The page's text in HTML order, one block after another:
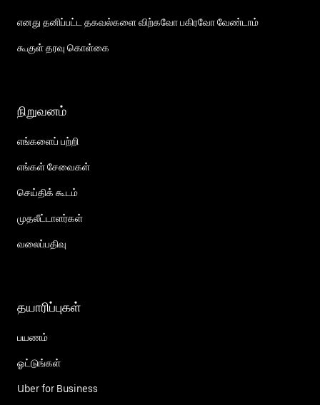
எனது தனிப்பட்ட தகவல்களை விற்கவோ பகிரவோ வேண்டாம்
கூகுள் தரவு கொள்கை
நிறுவனம்
எங்களைப் பற்றி
எங்கள் சேவைகள்
செய்திக் கூடம்
முதலீட்டாளர்கள்
வலைப்பதிவு
தயாரிப்புகள்
பயணம்
ஓட்டுங்கள்
Uber for Business